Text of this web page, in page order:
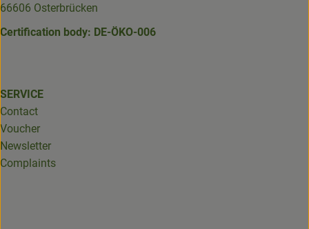
66606 Osterbrücken
Certification body: DE-ÖKO-006
SERVICE
Contact
Voucher
Newsletter
Complaints